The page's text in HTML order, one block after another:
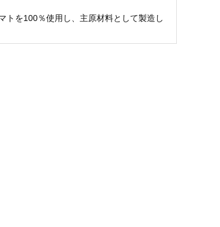
トを100％使用し、主原材料として製造し